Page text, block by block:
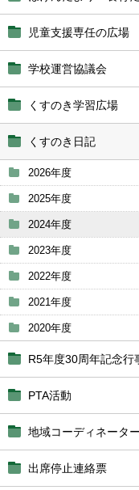
児童支援専任の広場
学校運営協議会
くすのき学習広場
くすのき日記
2026年度
2025年度
2024年度
2023年度
2022年度
2021年度
2020年度
R5年度30周年記念行
PTA活動
地域コーディネータ
出席停止連絡票